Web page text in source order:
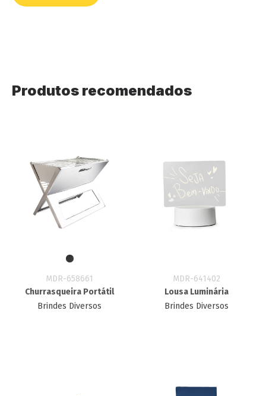
Produtos recomendados
MDR-658661
Churrasqueira Portátil
Brindes Diversos
MDR-641402
Lousa Luminária
Brindes Diversos